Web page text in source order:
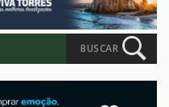
BUSCAR